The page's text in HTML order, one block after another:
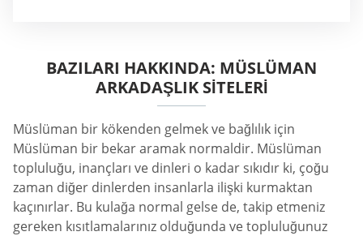
BAZILARI HAKKINDA: MÜSLÜMAN
ARKADAŞLIK SITELERI
Müslüman bir kökenden gelmek ve bağlılık için
Müslüman bir bekar aramak normaldir. Müslüman
topluluğu, inançları ve dinleri o kadar sıkıdır ki, çoğu
zaman diğer dinlerden insanlarla ilişki kurmaktan
kaçınırlar. Bu kulağa normal gelse de, takip etmeniz
gereken kısıtlamalarınız olduğunda ve topluluğunuz